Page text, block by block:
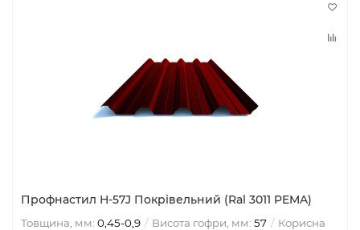
Профнастил Н-57J Покрівельний (Ral 3011 PEMA)
Товщина, мм: 0,45-0,9 Висота гофри, мм: 57
Корисна